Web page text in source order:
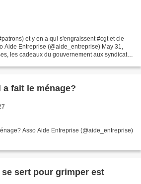
et y en a qui s'engraissent #cgt et cie
Aide Entreprise (@aide_entreprise) May 31,
les cadeaux du gouvernement aux syndicats
fait le ménage?
Asso Aide Entreprise (@aide_entreprise)
sert pour grimper est